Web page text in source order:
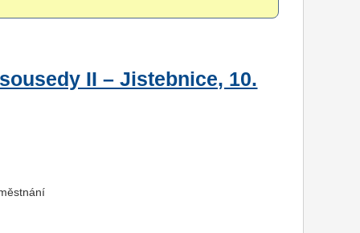
II – Jistebnice, 10.